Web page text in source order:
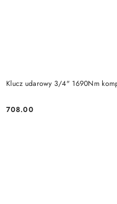
Klucz udarowy 3/4" 1690Nm
Cena:
708.00